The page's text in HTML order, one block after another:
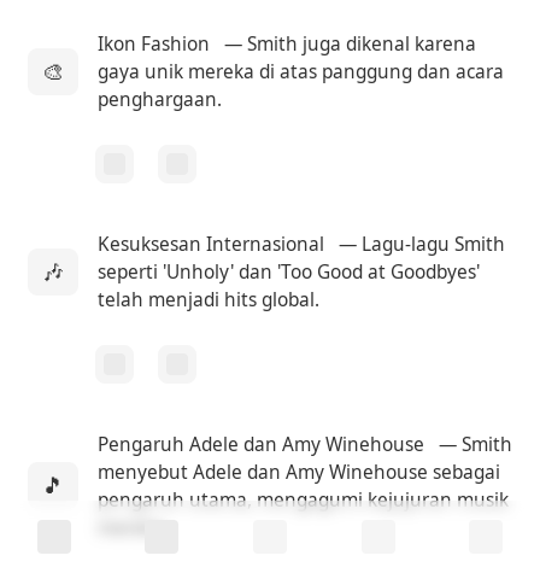
🎨
Ikon Fashion
— Smith juga dikenal karena
gaya unik mereka di atas panggung dan acara
penghargaan.
🎶
Kesuksesan Internasional
— Lagu-lagu Smith
seperti 'Unholy' dan 'Too Good at Goodbyes'
telah menjadi hits global.
🎵
Pengaruh Adele dan Amy Winehouse
— Smith
menyebut Adele dan Amy Winehouse sebagai
pengaruh utama, mengagumi kejujuran musik